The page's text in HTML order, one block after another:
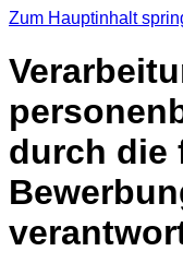
Zum Hauptinhalt
durch die